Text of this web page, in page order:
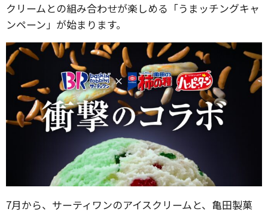
クリームとの組み合わせが楽しめる「うまッチングキャ
ンペーン」が始まります。
7月から、サーティワンのアイスクリームと、亀田製菓